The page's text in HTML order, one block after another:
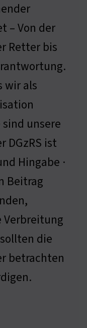
– Von der
Retter bis
wir als
unsere
DGzRS ist
Hingabe ·
Beitrag
Verbreitung
die
betrachten